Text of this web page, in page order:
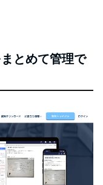
とめて管理で